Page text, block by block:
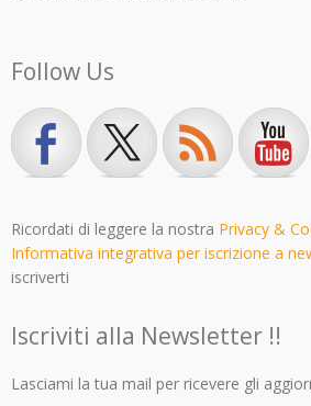
Follow Us
Ricordati di leggere la nostra Privacy &
Informativa integrativa per iscrizione a
iscriverti
Iscriviti alla Newsletter !!
Lasciami la tua mail per ricevere gli